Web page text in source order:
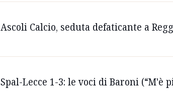
Ascoli Calcio, seduta defaticante a
Spal-Lecce 1-3: le voci di Baroni